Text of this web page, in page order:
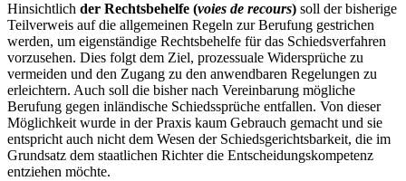
Hinsichtlich der Rechtsbehelfe (voies de recours) soll der bisherige
Teilverweis auf die allgemeinen Regeln zur Berufung gestrichen
werden, um eigenständige Rechtsbehelfe für das Schiedsverfahren
vorzusehen. Dies folgt dem Ziel, prozessuale Widersprüche zu
vermeiden und den Zugang zu den anwendbaren Regelungen zu
erleichtern. Auch soll die bisher nach Vereinbarung mögliche
Berufung gegen inländische Schiedssprüche entfallen. Von dieser
Möglichkeit wurde in der Praxis kaum Gebrauch gemacht und sie
entspricht auch nicht dem Wesen der Schiedsgerichtsbarkeit, die im
Grundsatz dem staatlichen Richter die Entscheidungskompetenz
entziehen möchte.